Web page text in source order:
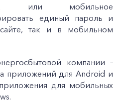
или мобильное
единый пароль и
так и в мобильном
компании –
приложений для Android и
для мобильных